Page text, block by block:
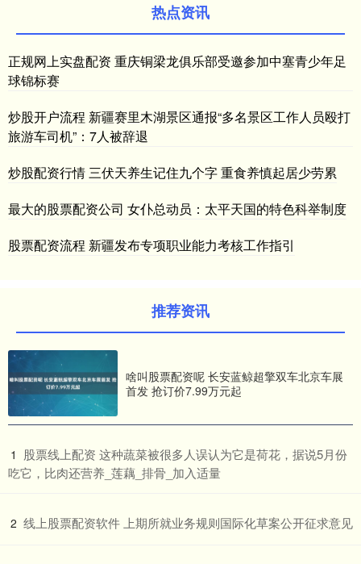
热点资讯
正规网上实盘配资 重庆铜梁龙俱乐部受邀参加中塞青少年足
球锦标赛
炒股开户流程 新疆赛里木湖景区通报“多名景区工作人员殴打
旅游车司机”：7人被辞退
炒股配资行情 三伏天养生记住九个字 重食养慎起居少劳累
最大的股票配资公司 女仆总动员：太平天国的特色科举制度
股票配资流程 新疆发布专项职业能力考核工作指引
推荐资讯
啥叫股票配资呢 长安蓝鲸超擎双车北京车展
首发 抢订价7.99万元起
1
​股票线上配资 这种蔬菜被很多人误认为它是荷花，据说5月份
吃它，比肉还营养_莲藕_排骨_加入适量
2 ​线上股票配资软件 上期所就业务规则国际化草案公开征求意见